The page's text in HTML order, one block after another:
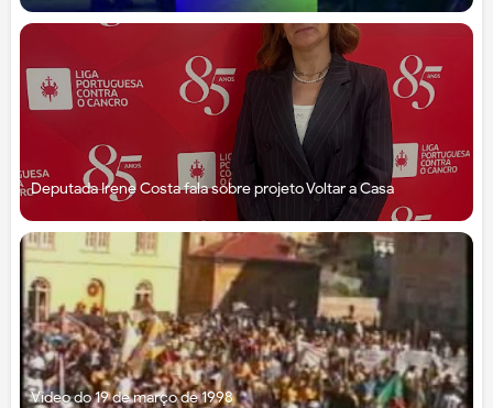
Deputada Irene Costa fala sobre projeto Voltar a Casa
Vídeo do 19 de março de 1998